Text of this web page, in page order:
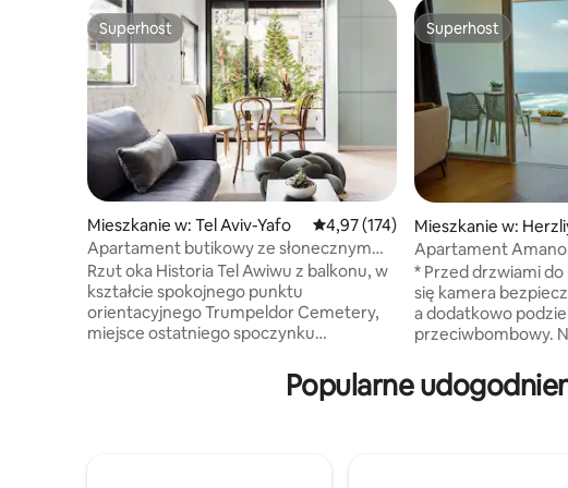
Superhost
Superhost
Mieszkanie w: Tel Aviv-Yafo Średnia ocena: 4,97 na 5, liczba
4,97 (174)
Apartament butikowy ze słonecznym
balkonem przy ulicy Hovevei Zion
Rzut oka Historia Tel Awiwu z balkonu, w
kształcie spokojnego punktu
orientacyjnego Trumpeldor Cemetery,
miejsce ostatniego spoczynku
na ogród są również obfite, a lokalnych
artystów i projektantów oferuje wiele
Superhost
Superhost
Mieszkanie w:
Apartament Amano
* Przed drzwiami
się kamera
a dodatkowo
przeciwbombowy. Niezależnie od tego,
odpoczynku,
czy po prostu
Popularne